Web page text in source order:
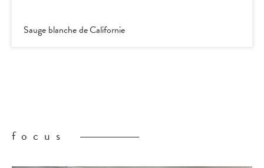
Sauge blanche de Californie
focus